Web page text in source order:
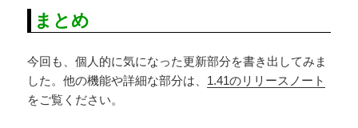
まとめ
今回も、個人的に気になった更新部分を書き出してみま
した。他の機能や詳細な部分は、 1.41のリリースノート
をご覧ください。